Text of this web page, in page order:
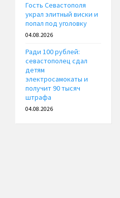
Гость Севастополя
украл элитный виски и
попал под уголовку
04.08.2026
Ради 100 рублей:
севастополец сдал
детям
электросамокаты и
получит 90 тысяч
штрафа
04.08.2026